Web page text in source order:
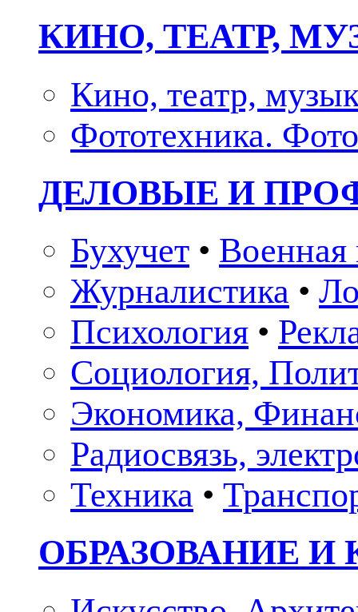
КИНО, ТЕАТР,
Кино, театр,
Фототехника.
ДЕЛОВЫЕ И
Бухучет • Военная
Журналистика •
Психология •
Социология,
Экономика,
Радиосвязь,
Техника •
ОБРАЗОВАНИЕ И